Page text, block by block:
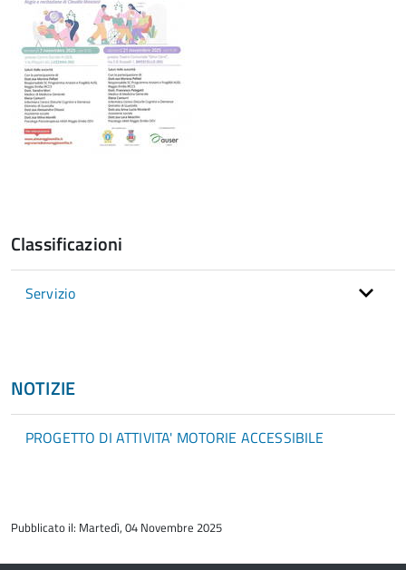
Classificazioni
Servizio
NOTIZIE
PROGETTO DI ATTIVITA' MOTORIE ACCESSIBILE
del
Pubblicato il: Martedì, 04 Novembre 2025